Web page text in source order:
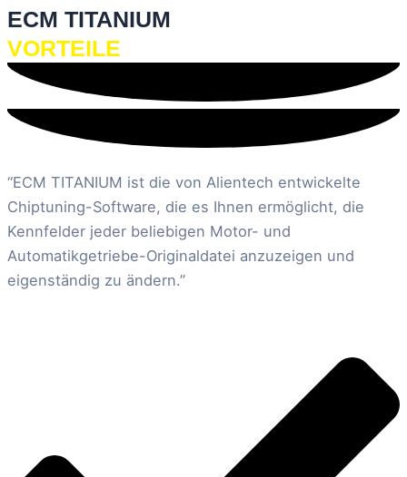
ECM TITANIUM
VORTEILE
“ECM TITANIUM ist die von Alientech entwickelte
Chiptuning-Software, die es Ihnen ermöglicht, die
Kennfelder jeder beliebigen Motor- und
Automatikgetriebe-Originaldatei anzuzeigen und
eigenständig zu ändern.”